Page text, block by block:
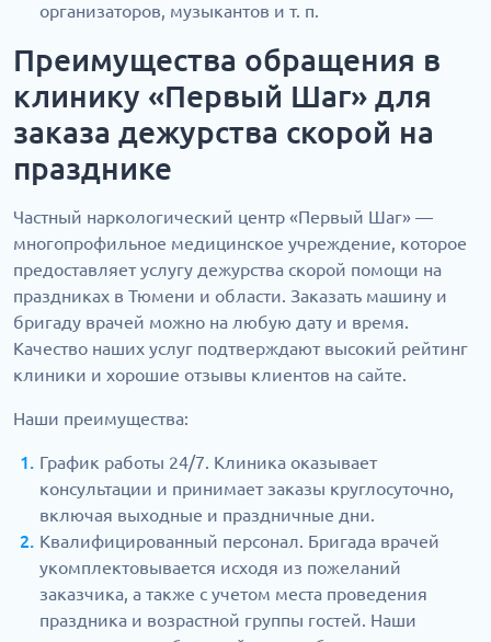
организаторов, музыкантов и т. п.
Преимущества обращения в
клинику «Первый Шаг» для
заказа дежурства скорой на
празднике
Частный наркологический центр «Первый Шаг» —
многопрофильное медицинское учреждение, которое
предоставляет услугу дежурства скорой помощи на
праздниках в Тюмени и области. Заказать машину и
бригаду врачей можно на любую дату и время.
Качество наших услуг подтверждают высокий рейтинг
клиники и хорошие отзывы клиентов на сайте.
Наши преимущества:
График работы 24/7. Клиника оказывает
консультации и принимает заказы круглосуточно,
включая выходные и праздничные дни.
Квалифицированный персонал. Бригада врачей
укомплектовывается исходя из пожеланий
заказчика, а также с учетом места проведения
праздника и возрастной группы гостей. Наши